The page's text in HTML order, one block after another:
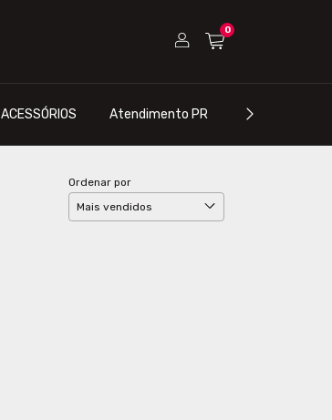
0
ACESSÓRIOS Atendimento PR Atendimento
Ordenar por